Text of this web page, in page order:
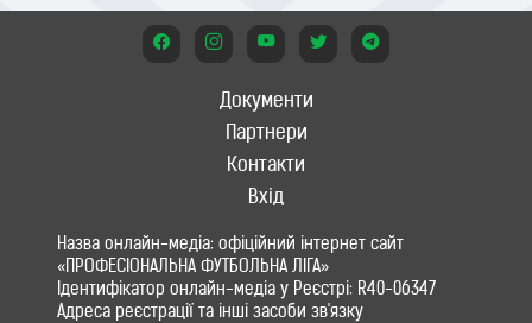
Документи
Партнери
Контакти
Вхід
Назва онлайн-медіа: офіційний інтернет сайт
«ПРОФЕСІОНАЛЬНА ФУТБОЛЬНА ЛІГА»
Ідентифікатор онлайн-медіа у Реєстрі: R40-06347
Адреса реєстрації та інші засоби зв'язку